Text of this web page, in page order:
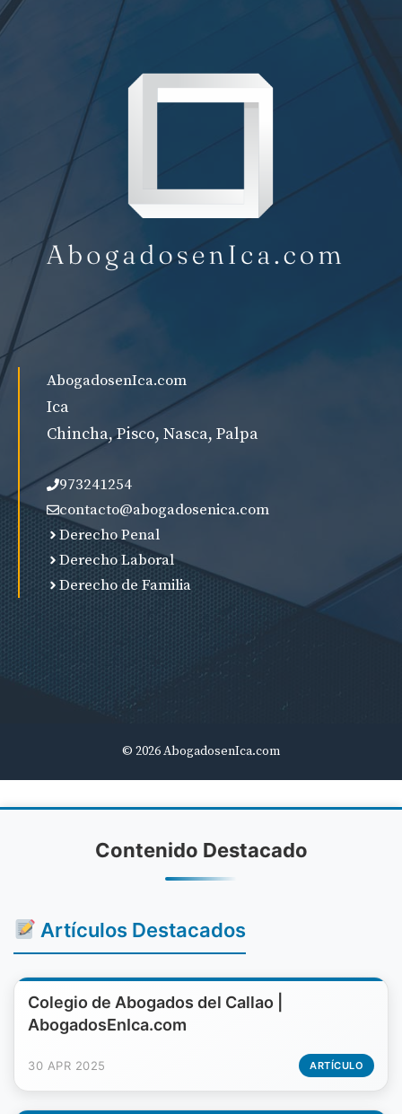
AbogadosenIca.com
Ica
Chincha, Pisco, Nasca, Palpa
973241254
contacto@abogadosenica.com
Derecho Penal
Derecho Laboral
Derecho de Familia
© 2026 AbogadosenIca.com
Contenido Destacado
Artículos Destacados
Colegio de Abogados del Callao |
AbogadosEnIca.com
30 APR 2025 ARTÍCULO